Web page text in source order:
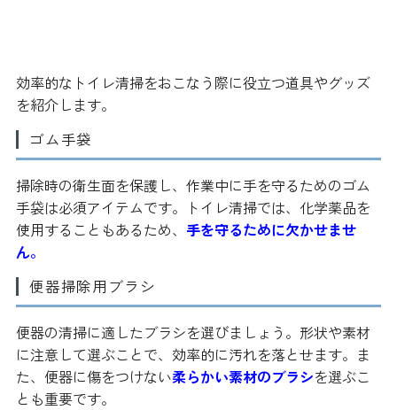
効率的なトイレ清掃をおこなう際に役立つ道具やグッズ
を紹介します。
ゴム手袋
掃除時の衛生面を保護し、作業中に手を守るためのゴム
手袋は必須アイテムです。トイレ清掃では、化学薬品を
使用することもあるため、 手を守るために欠かせませ
ん。
便器掃除用ブラシ
便器の清掃に適したブラシを選びましょう。形状や素材
に注意して選ぶことで、効率的に汚れを落とせます。ま
た、便器に傷をつけない柔らかい素材のブラシを選ぶこ
とも重要です。